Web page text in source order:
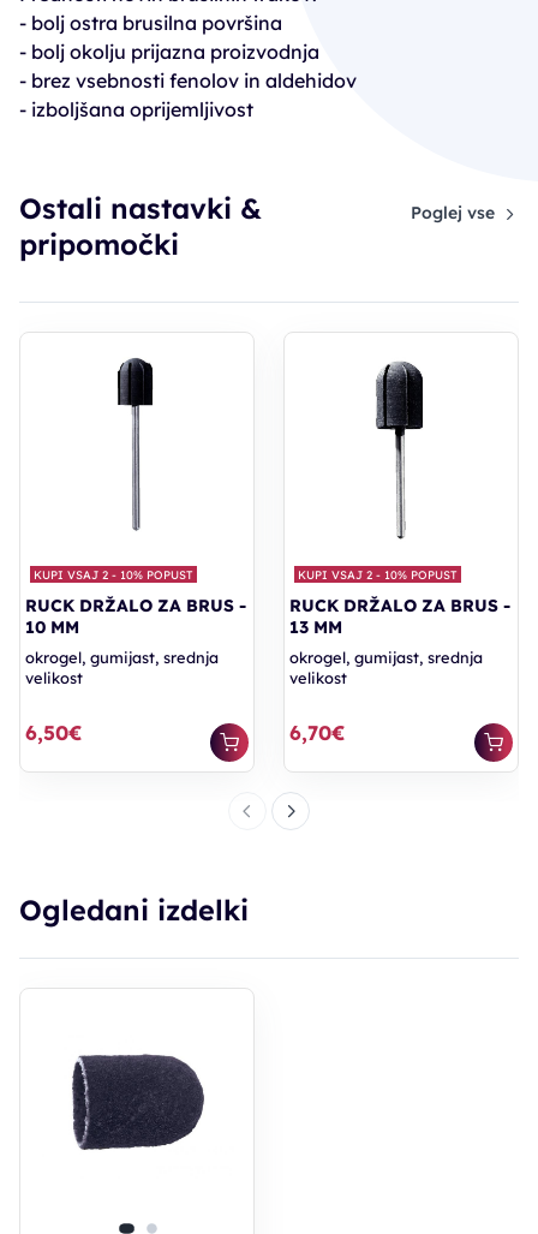
- bolj ostra brusilna površina
- bolj okolju prijazna proizvodnja
- brez vsebnosti fenolov in aldehidov
- izboljšana oprijemljivost
Ostali nastavki &
pripomočki
Poglej vse
KUPI VSAJ 2 - 10% POPUST
RUCK DRŽALO ZA BRUS -
10 MM
okrogel, gumijast, srednja
velikost
6,50€
KUPI VSAJ 2 - 10% POPUST
RUCK DRŽALO ZA BRUS -
13 MM
okrogel, gumijast, srednja
velikost
6,70€
Ogledani izdelki